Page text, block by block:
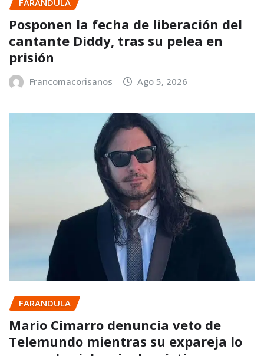
FARANDULA
Posponen la fecha de liberación del
cantante Diddy, tras su pelea en
prisión
Francomacorisanos Ago 5, 2026
FARANDULA
Mario Cimarro denuncia veto de
Telemundo mientras su expareja lo